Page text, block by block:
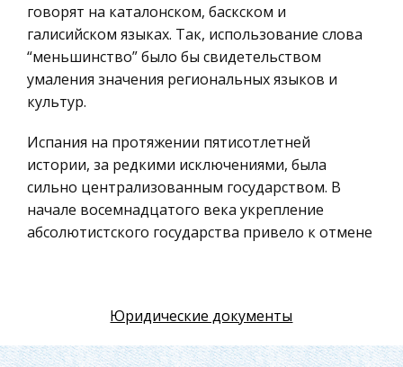
Искусство
Физкультура и Спорт, Здоровье
Геология
Уголовный процесс
Таможенное право
Международное частное право
Материаловедение
говорят на каталонском, баскском и
галисийском языках. Так, использование слова
“меньшинство” было бы свидетельством
умаления значения региональных языков и
культур.
Испания на протяжении пятисотлетней
истории, за редкими исключениями, была
сильно централизованным государством. В
начале восемнадцатого века укрепление
абсолютистского государства привело к отмене
сделаны с помощью федеративных проектов,
Юридические документы